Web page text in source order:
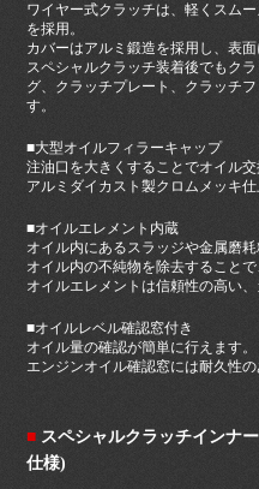
ワイヤー式クラッチは、軽くスム
を採用。
カバーはアルミ鍛造を採用し、表
スペシャルクラッチ装着後でもク
グ、クラッチプレート、クラッチ
す。
■大型オイルフィラーキャップ
注油口を大きくすることでオイル交
アルミダイカスト製クロムメッキ
■オイルエレメント内蔵
オイル内にあるスラッジや金属磨
オイル内の不純物を除去すること
オイルエレメントは信頼性の高い
■オイルレベル確認窓付き
オイル量の確認が簡単に行えます。
エンジンオイル確認窓には耐久性の
■ スペシャルクラッチインナ
仕様)